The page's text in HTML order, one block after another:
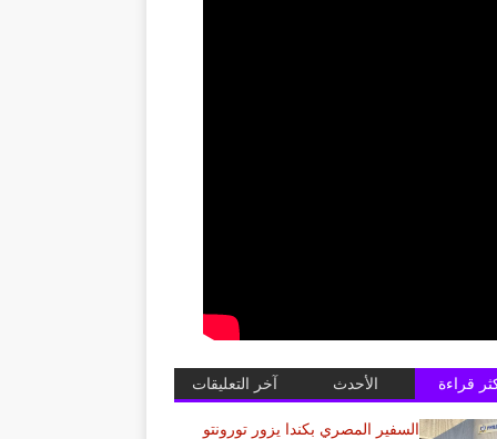
قراءة الأحدث آخر التعليقات
السفير المصري بكندا يزور تورونتو